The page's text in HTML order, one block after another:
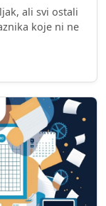
ali svi ostali
koje ni ne